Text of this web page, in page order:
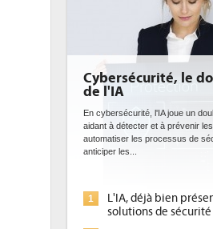
Cybersécurité, le double visage
En cybersécurité, l'IA joue un double rôle : le gentil en
aidant à détecter et à prévenir les menaces, à
automatiser les processus de sécurité, à simuler et
L'IA, déjà bien présente dans les
solutions de sécurité et...